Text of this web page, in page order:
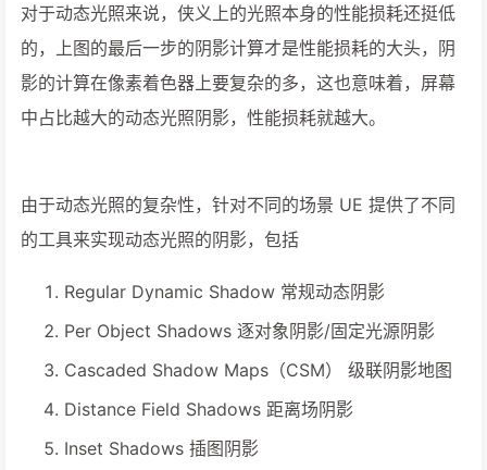
对于动态光照来说，侠义上的光照本身的性能损耗还挺低
的，上图的最后一步的阴影计算才是性能损耗的大头，阴
影的计算在像素着色器上要复杂的多，这也意味着，屏幕
中占比越大的动态光照阴影，性能损耗就越大。
由于动态光照的复杂性，针对不同的场景 UE 提供了不同
的工具来实现动态光照的阴影，包括
Regular Dynamic Shadow 常规动态阴影
Per Object Shadows 逐对象阴影/固定光源阴影
Cascaded Shadow Maps（CSM） 级联阴影地图
Distance Field Shadows 距离场阴影
Inset Shadows 插图阴影